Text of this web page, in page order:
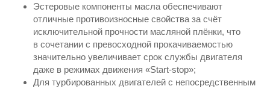
Эстеровые компоненты масла обеспечивают
отличные противоизносные свойства за счёт
исключительной прочности масляной плёнки, что
в сочетании с превосходной прокачиваемостью
значительно увеличивает срок службы двигателя
даже в режимах движения «Start-stop»;
Для турбированных двигателей с непосредственным